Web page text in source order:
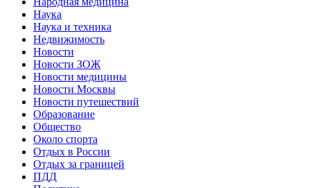
Наука
Наука и техника
Недвижимость
Новости
Новости ЗОЖ
Новости медицины
Новости Москвы
Новости путешествий
Образование
Общество
Около спорта
Отдых в России
Отдых за границей
ПДД